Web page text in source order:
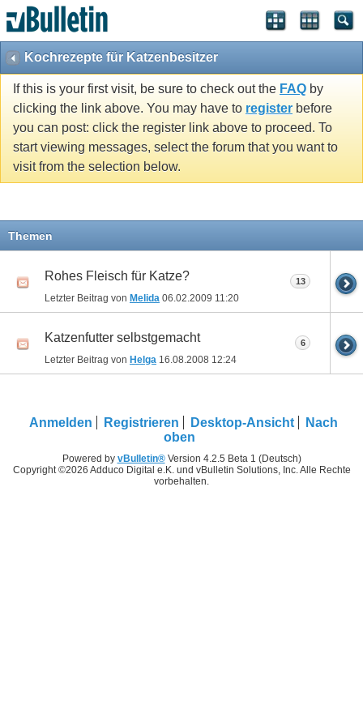
Kochrezepte für Katzenbesitzer
If this is your first visit, be sure to check out the FAQ by
clicking the link above. You may have to register before
you can post: click the register link above to proceed. To
start viewing messages, select the forum that you want to
visit from the selection below.
Themen
Rohes Fleisch für Katze?
Letzter Beitrag von Melida 06.02.2009 11:20
13
Katzenfutter selbstgemacht
Letzter Beitrag von Helga 16.08.2008 12:24
6
Anmelden Registrieren Desktop-Ansicht
Nach
oben
Powered by vBulletin®Version 4.2.5 Beta 1 (Deutsch)
Copyright ©2026 Adduco Digital e.K. und vBulletin Solutions, Inc. Alle Rechte
vorbehalten.